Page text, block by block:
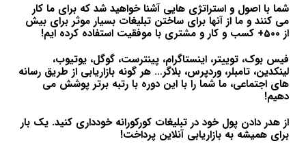
شما با اصول و استراتژی هایی آشنا خواهید شد که برای ما کار
می کنند و ما از آنها برای ساختن تبلیغات بسیار موثر برای بیش
از 500+ کسب و کار و مشتری با موفقیت استفاده کرده ایم!
فیس بوک، توییتر، اینستاگرام، پینترست، گوگل، یوتیوب،
لینکدین، تامبلر، وردپرس، بلاگر… هر گونه بازاریابی از طریق رسانه
های اجتماعی، ما شما را با این دوره با رتبه برتر پوشش می
دهیم!
از هدر دادن پول خود در تبلیغات کورکورانه خودداری کنید. یک بار
برای همیشه به بازاریابی آنلاین پرداخت!